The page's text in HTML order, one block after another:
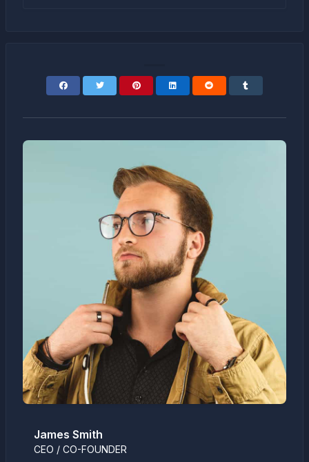
James Smith
CEO / CO-FOUNDER